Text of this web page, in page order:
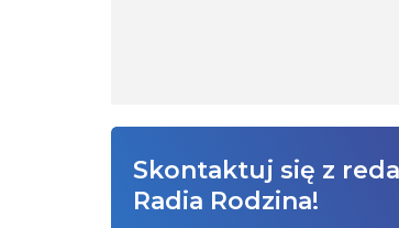
Skontaktuj się z
Radia Rodzina!